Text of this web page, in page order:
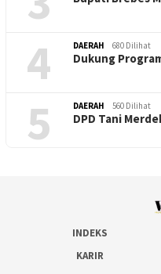
4 DAERAH 680 Dilihat
Dukung
5 DAERAH 560 Dilihat
DPD Tani
INDEKS
KARIR